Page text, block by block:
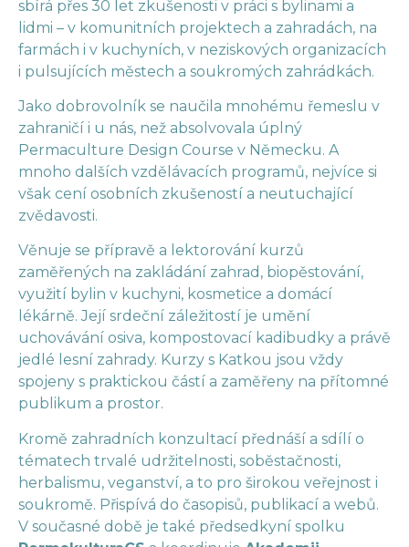
sbírá přes 30 let zkušenosti v práci s bylinami a
lidmi – v komunitních projektech a zahradách, na
farmách i v kuchyních, v neziskových organizacích
i pulsujících městech a soukromých zahrádkách.
Jako dobrovolník se naučila mnohému řemeslu v
zahraničí i u nás, než absolvovala úplný
Permaculture Design Course v Německu. A
mnoho dalších vzdělávacích programů, nejvíce si
však cení osobních zkušeností a neutuchající
zvědavosti.
Věnuje se přípravě a lektorování kurzů
zaměřených na zakládání zahrad, biopěstování,
využití bylin v kuchyni, kosmetice a domácí
lékárně. Její srdeční záležitostí je umění
uchovávání osiva, kompostovací kadibudky a právě
jedlé lesní zahrady. Kurzy s Katkou jsou vždy
spojeny s praktickou částí a zaměřeny na přítomné
publikum a prostor.
Kromě zahradních konzultací přednáší a sdílí o
tématech trvalé udržitelnosti, soběstačnosti,
herbalismu, veganství, a to pro širokou veřejnost i
soukromě. Přispívá do časopisů, publikací a webů.
V současné době je také předsedkyní spolku